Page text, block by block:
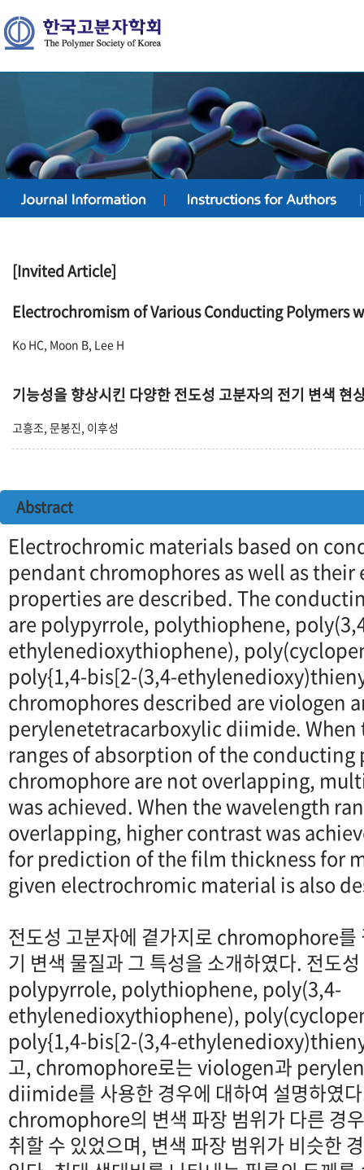
[Invited Article]
Electrochromism of Various Conducting Polymers
Ko HC, Moon B, Lee H
기능성을 향상시킨 다양한 전도성 고분자의 전기 변색 현
고흥조, 문봉진, 이후성
Abstract
Electrochromic materials based on
pendant chromophores as well as
properties are described. The
are polypyrrole, polythiophene,
ethylenedioxythiophene),
poly{1,4-bis[2-(3,4-
chromophores described are viologen
perylenetetracarboxylic diimide. When
ranges of absorption of the conducting
chromophore are not overlapping,
was achieved. When the wavelength
overlapping, higher contrast was
for prediction of the film thickness for
given electrochromic material is also
전도성 고분자에 곁가지로 chromophore를
기 변색 물질과 그 특성을 소개하였다. 전도
polypyrrole, polythiophene, poly(3,4-
ethylenedioxythiophene),
poly{1,4-bis[2-(3,4-
고, chromophore로는 viologen과
diimide를 사용한 경우에 대하여 설명하였
chromophore의 변색 파장 범위가 다른 경
취할 수 있었으며, 변색 파장 범위가 비슷한